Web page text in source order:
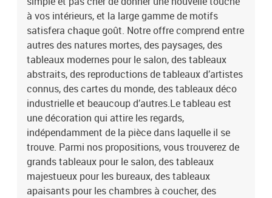
à vos intérieurs, et la large gamme de motifs
satisfera chaque goût. Notre offre comprend entre
autres des natures mortes, des paysages, des
tableaux modernes pour le salon, des tableaux
abstraits, des reproductions de tableaux d’artistes
connus, des cartes du monde, des tableaux déco
industrielle et beaucoup d’autres.Le tableau est
une décoration qui attire les regards,
indépendamment de la pièce dans laquelle il se
trouve. Parmi nos propositions, vous trouverez de
grands tableaux pour le salon, des tableaux
majestueux pour les bureaux, des tableaux
apaisants pour les chambres à coucher, des